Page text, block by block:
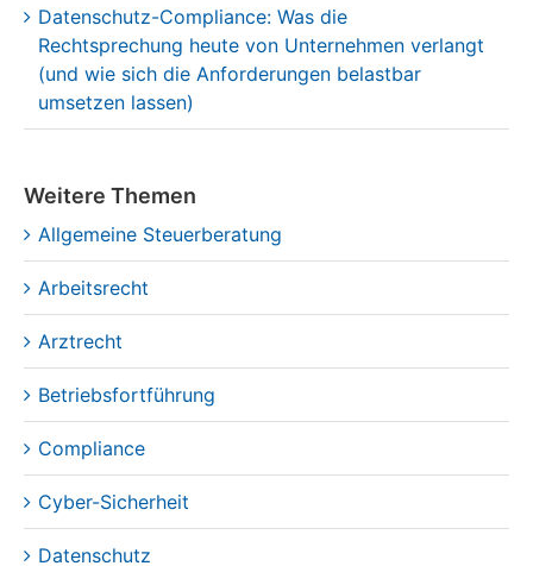
Datenschutz-Compliance: Was die
Rechtsprechung heute von Unternehmen verlangt
(und wie sich die Anforderungen belastbar
umsetzen lassen)
Weitere Themen
Allgemeine Steuerberatung
Arbeitsrecht
Arztrecht
Betriebsfortführung
Compliance
Cyber-Sicherheit
Datenschutz